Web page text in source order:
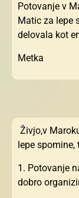
Potovanje v
Matic za lepe
delovala kot
Metka
Živjo,v
lepe
1. Potovanje
dobro